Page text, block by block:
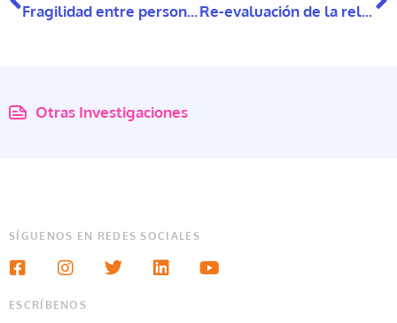
Fragilidad entre personas mayores latinas que viven en Estados Unidos: una revisión de alcance Re-evaluación de la relevancia de la impronta en la teoría del apego de Bowlby
Otras Investigaciones
SÍGUENOS EN REDES SOCIALES
ESCRÍBENOS